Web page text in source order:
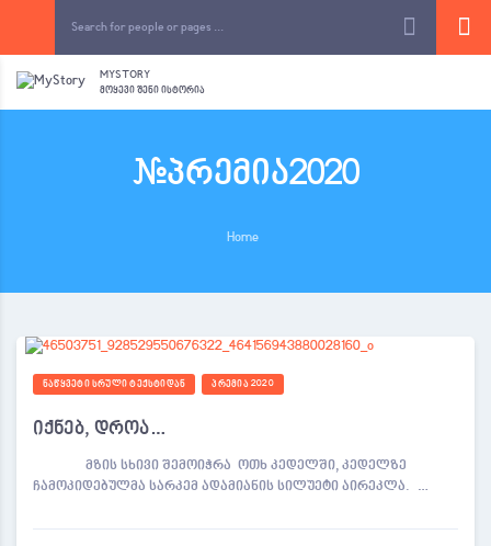
MYSTORY
ᲛᲝᲧᲔᲕᲘ ᲨᲔᲜᲘ ᲘᲡᲢᲝᲠᲘᲐ
#პრემია2020
Home
ᲜᲐᲬᲧᲕᲔᲢᲘ ᲡᲠᲣᲚᲘ ᲢᲔᲥᲡᲢᲘᲓᲐᲜ ᲞᲠᲔᲛᲘᲐ 2020
იქნებ, დროა…
მზის სხივი შემოიჭრა ოთხ კედელში, კედელზე
ჩამოკიდებულმა სარკემ ადამიანის სილუეტი აირეკლა. …